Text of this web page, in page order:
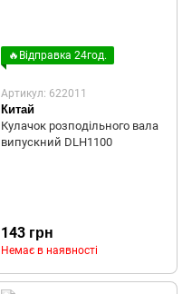
🔥Відправка 24год.
Артикул: 622011
Китай
Кулачок розподільного вала
випускний DLH1100
143 грн
Немає в наявності